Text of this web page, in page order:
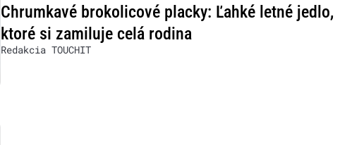
Chrumkavé brokolicové placky: Ľahké letné jedlo,
ktoré si zamiluje celá rodina
Redakcia TOUCHIT